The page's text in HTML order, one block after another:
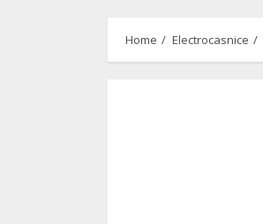
Home Electrocasnice